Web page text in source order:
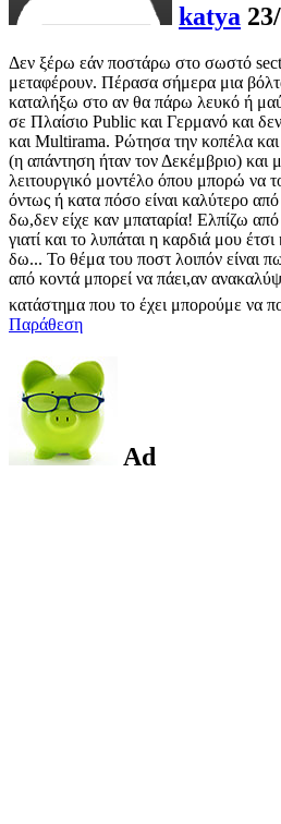
katya
Δεν ξέρω εάν ποστάρω στο σωστό
μεταφέρουν. Πέρασα σήμερα μια
καταλήξω στο αν θα πάρω λευκό ή
σε Πλαίσιο Public και Γερμανό και
και Multirama. Ρώτησα την κοπέλα και
(η απάντηση ήταν τον Δεκέμβριο) και
λειτουργικό μοντέλο όπου μπορώ να
όντως ή κατα πόσο είναι καλύτερο
δω,δεν είχε καν μπαταρία! Ελπίζω
γιατί και το λυπάται η καρδιά μου
δω... Το θέμα του ποστ λοιπόν είναι
από κοντά μπορεί να πάει,αν
κατάστημα που το έχει μπορούμε να
Παράθεση
Ad